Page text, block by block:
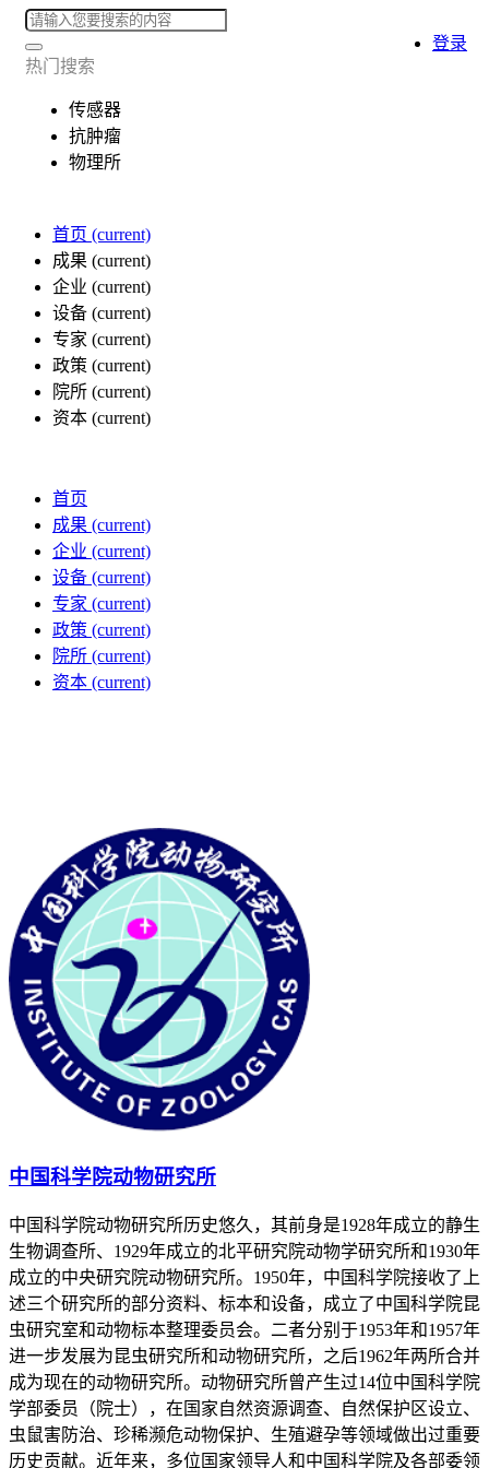
热门搜索
传感器
抗肿瘤
物理所
首页 (current)
成果 (current)
企业 (current)
设备 (current)
专家 (current)
政策 (current)
院所 (current)
资本 (current)
登录
首页
成果 (current)
企业 (current)
设备 (current)
专家 (current)
政策 (current)
院所 (current)
资本 (current)
中国科学院动物研究所
中国科学院动物研究所历史悠久，其前身是1928年成立的静生
生物调查所、1929年成立的北平研究院动物学研究所和1930年
成立的中央研究院动物研究所。1950年，中国科学院接收了上
述三个研究所的部分资料、标本和设备，成立了中国科学院昆
虫研究室和动物标本整理委员会。二者分别于1953年和1957年
进一步发展为昆虫研究所和动物研究所，之后1962年两所合并
成为现在的动物研究所。动物研究所曾产生过14位中国科学院
学部委员（院士），在国家自然资源调查、自然保护区设立、
虫鼠害防治、珍稀濒危动物保护、生殖避孕等领域做出过重要
历史贡献。近年来，多位国家领导人和中国科学院及各部委领